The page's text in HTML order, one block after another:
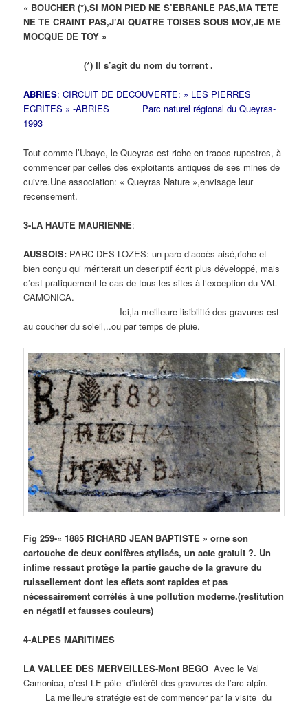
« BOUCHER (*),SI MON PIED NE S’EBRANLE PAS,MA TETE
NE TE CRAINT PAS,J’AI QUATRE TOISES SOUS MOY,JE ME
MOCQUE DE TOY »
(*) Il s’agit du nom du torrent .
ABRIES: CIRCUIT DE DECOUVERTE: » LES PIERRES
ECRITES » -ABRIES Parc naturel régional du Queyras-
1993
Tout comme l’Ubaye, le Queyras est riche en traces rupestres, à
commencer par celles des exploitants antiques de ses mines de
cuivre.Une association: « Queyras Nature »,envisage leur
recensement.
3-LA HAUTE MAURIENNE:
AUSSOIS: PARC DES LOZES: un parc d’accès aisé,riche et
bien conçu qui mériterait un descriptif écrit plus développé, mais
c’est pratiquement le cas de tous les sites à l’exception du VAL
CAMONICA.
Ici,la meilleure lisibilité des gravures est
au coucher du soleil,..ou par temps de pluie.
Fig 259-« 1885 RICHARD JEAN BAPTISTE » orne son
cartouche de deux conifères stylisés, un acte gratuit ?. Un
infime ressaut protège la partie gauche de la gravure du
ruissellement dont les effets sont rapides et pas
nécessairement corrélés à une pollution moderne.(restitution
en négatif et fausses couleurs)
4-ALPES MARITIMES
LA VALLEE DES MERVEILLES-Mont BEGO Avec le Val
Camonica, c’est LE pôle d’intérêt des gravures de l’arc alpin.
La meilleure stratégie est de commencer par la visite du